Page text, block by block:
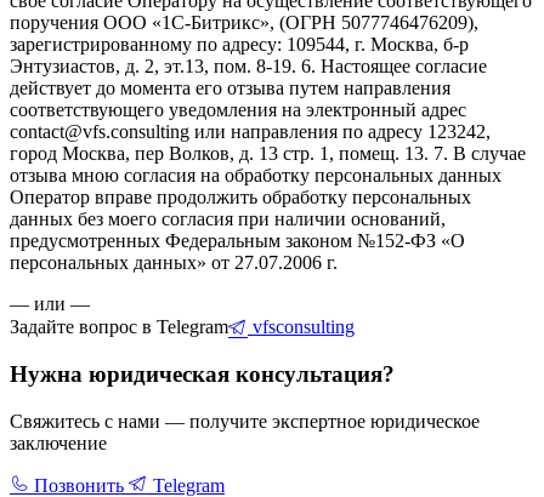
поручения ООО «1С-Битрикс», (ОГРН 5077746476209),
зарегистрированному по адресу: 109544, г. Москва, б-р
Энтузиастов, д. 2, эт.13, пом. 8-19. 6. Настоящее согласие
действует до момента его отзыва путем направления
соответствующего уведомления на электронный адрес
contact@vfs.consulting или направления по адресу 123242,
город Москва, пер Волков, д. 13 стр. 1, помещ. 13. 7. В случае
отзыва мною согласия на обработку персональных данных
Оператор вправе продолжить обработку персональных
данных без моего согласия при наличии оснований,
предусмотренных Федеральным законом №152-ФЗ «О
персональных данных» от 27.07.2006 г.
— или —
Задайте вопрос в Telegram
vfsconsulting
Нужна юридическая консультация?
Свяжитесь с нами — получите экспертное юридическое
заключение
Позвонить Telegram